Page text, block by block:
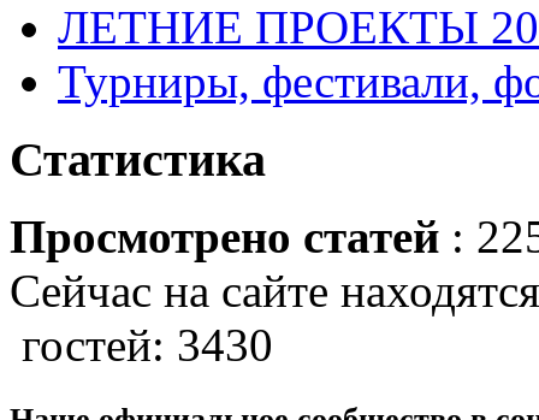
ЛЕТНИЕ ПРОЕКТЫ
Турниры, фестивали,
Статистика
Просмотрено статей :
Сейчас на сайте
гостей: 3430